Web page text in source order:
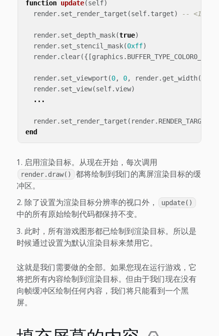
function update(self)
render. set_render_target (self. target) -- <1>
render. set_depth_mask(true)
render. set_stencil_mask(0xff)
render. clear({[graphics . BUFFER_TYPE_COLOR0_BIT
render. set_viewport (0, 0, render. get_width(),
render. set_view(self.view)
...
render. set_render_target ( render.
end
启用渲染目标。从现在开始，每次调用
render.draw()
都将绘制到我们的离屏渲染目标的缓
冲区。
除了设置为渲染目标分辨率的视口外，
update()
中的所有原始绘制代码都保持不变。
此时，所有游戏图形都已绘制到渲染目标。所以是
时候通过设置为默认渲染目标来禁用它。
这就是我们需要做的全部。如果您现在运行游戏，它
将把所有内容绘制到渲染目标。但由于我们现在没有
向帧缓冲区绘制任何内容，我们将只能看到一个黑
屏。